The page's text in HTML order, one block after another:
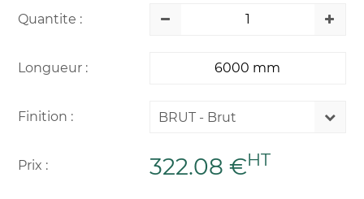
Quantite :
Longueur :
Finition : BRUT - Brut
Prix : 322.08 €HT